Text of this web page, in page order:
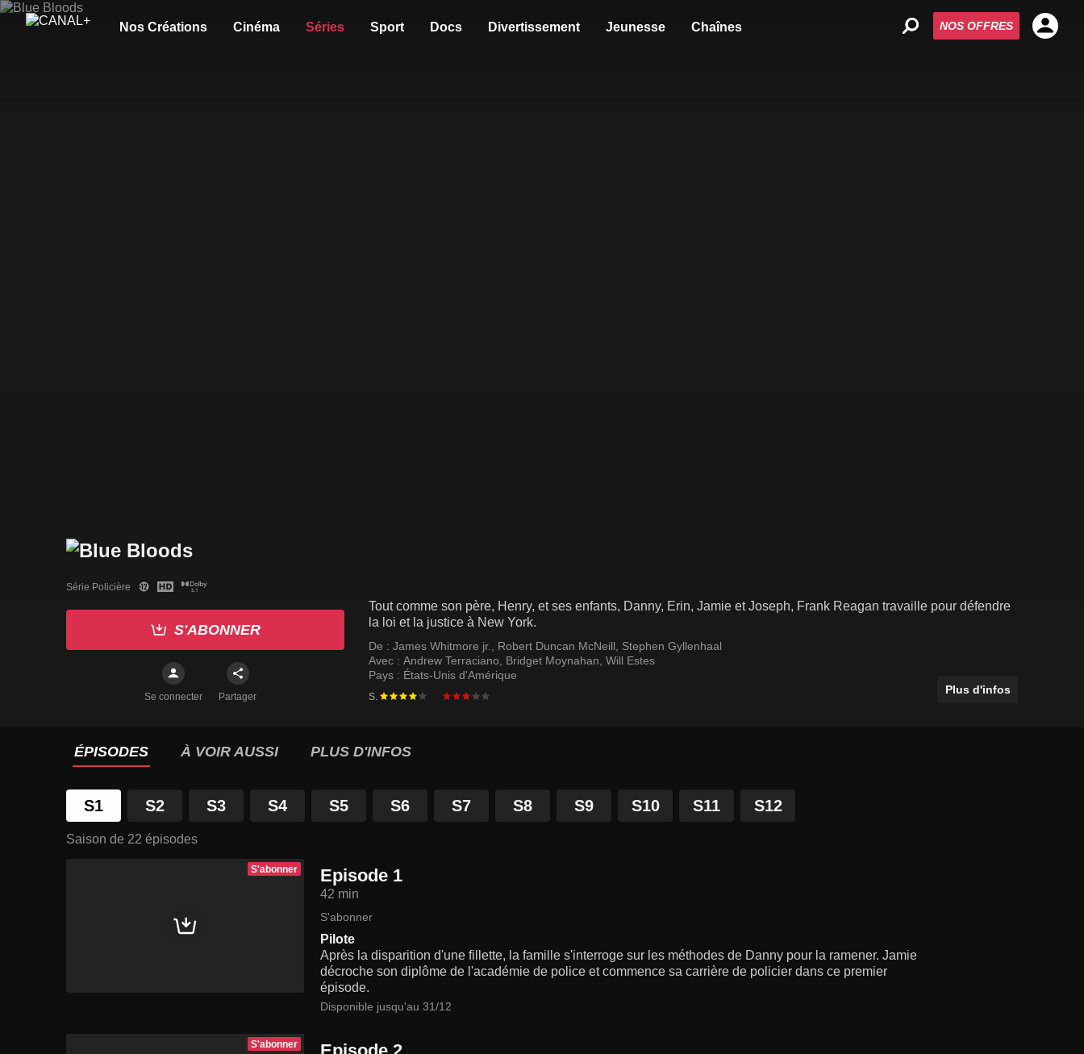
Nos Créations Cinéma Séries Sport Docs Divertissement Jeunesse Chaînes NOS OFFRES
Série Policière
S'ABONNER
Se connecter Partager
Tout comme son père, Henry, et ses enfants, Danny, Erin, Jamie et Joseph, Frank Reagan travaille pour défendre
la loi et la justice à New York.
De : James Whitmore jr. Robert Duncan McNeill
Stephen Gyllenhaal
Avec : Andrew Terraciano Bridget Moynahan Will Estes
Pays : États-Unis d'Amérique
S.
Plus d'infos
ÉPISODES À VOIR AUSSI PLUS D'INFOS
S1 S2 S3 S4 S5 S6 S7 S8 S9 S10 S11 S12
Saison de 22 épisodes
S'abonner Episode 1
42 min
S'abonner
Pilote
Après la disparition d'une fillette, la famille s'interroge sur les méthodes de Danny pour la ramener. Jamie
décroche son diplôme de l'académie de police et commence sa carrière de policier dans ce premier
épisode.
Disponible jusqu'au 31/12
S'abonner